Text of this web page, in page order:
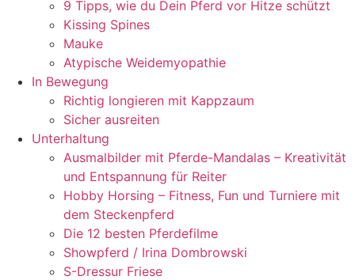
9 Tipps, wie du Dein Pferd vor Hitze schützt
Kissing Spines
Mauke
Atypische Weidemyopathie
In Bewegung
Richtig longieren mit Kappzaum
Sicher ausreiten
Unterhaltung
Ausmalbilder mit Pferde-Mandalas – Kreativität
und Entspannung für Reiter
Hobby Horsing – Fitness, Fun und Turniere mit
dem Steckenpferd
Die 12 besten Pferdefilme
Showpferd / Irina Dombrowski
S-Dressur Friese